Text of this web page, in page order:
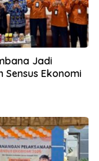
Jadi
Sensus Ekonomi